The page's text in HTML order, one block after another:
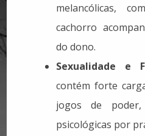
melancólicas,
cachorro
do dono.
Sexualidade e
contém forte
jogos de
psicológicas por